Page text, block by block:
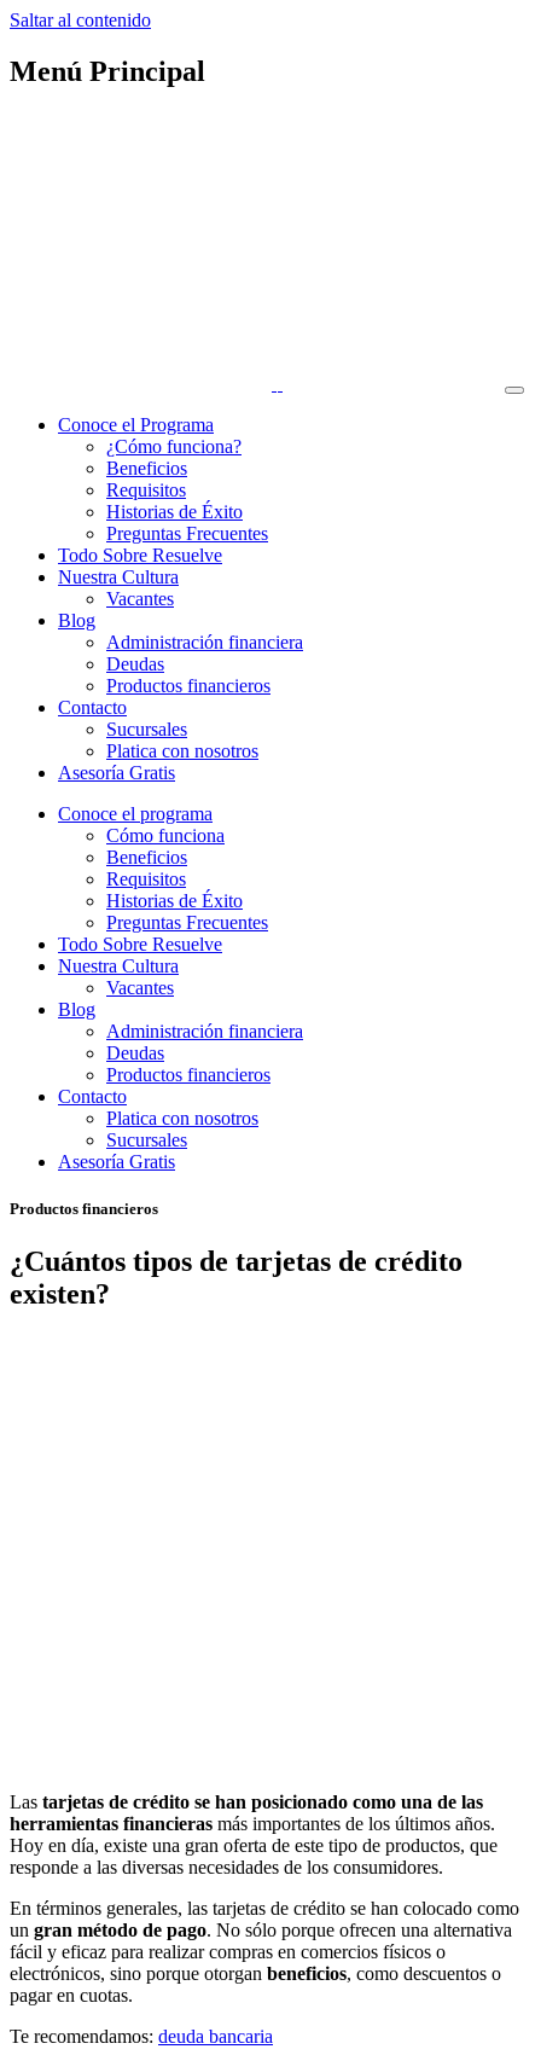
Saltar al contenido
Menú Principal
Conoce el Programa
¿Cómo funciona?
Beneficios
Requisitos
Historias de Éxito
Preguntas Frecuentes
Todo Sobre Resuelve
Nuestra Cultura
Vacantes
Blog
Administración financiera
Deudas
Productos financieros
Contacto
Sucursales
Platica con nosotros
Asesoría Gratis
Conoce el programa
Cómo funciona
Beneficios
Requisitos
Historias de Éxito
Preguntas Frecuentes
Todo Sobre Resuelve
Nuestra Cultura
Vacantes
Blog
Administración financiera
Deudas
Productos financieros
Contacto
Platica con nosotros
Sucursales
Asesoría Gratis
Productos financieros
¿Cuántos tipos de tarjetas de crédito
existen?
Las tarjetas de crédito se han posicionado como una de las
herramientas financieras más importantes de los últimos años.
Hoy en día, existe una gran oferta de este tipo de productos, que
responde a las diversas necesidades de los consumidores.
En términos generales, las tarjetas de crédito se han colocado como
un gran método de pago. No sólo porque ofrecen una alternativa
fácil y eficaz para realizar compras en comercios físicos o
electrónicos, sino porque otorgan beneficios, como descuentos o
pagar en cuotas.
Te recomendamos: deuda bancaria